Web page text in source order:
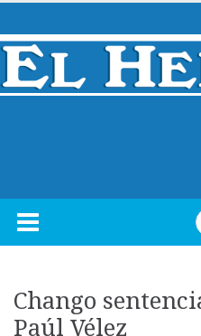
Skip
content
Chango
Paúl Vélez